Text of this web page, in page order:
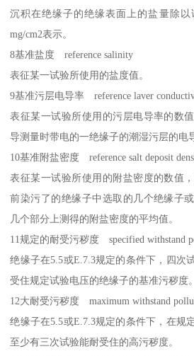
沉积在绝缘子的绝缘表面上的盐量除
mg/cm2表示。
8基准盐度 reference salinity
表征某一试验所使用的盐度值。
9基准污层电导率 reference laver
表征某一试验所使用的污层电导率的数
导测量时带电的一绝缘子的潮湿污层的电
10基准附盐密度 reference salt deposit
表征某一试验所使用的附盐密度的数值
前染污了的绝缘子中选取的几个绝缘子
几个部分上测得的附盐密度的平均值。
11规定的耐受污秽度 specified withstand
绝缘子在5.5或E.7.3规定的条件下，四次
受住规定试验电压的绝缘子的基准污秽度。
12大耐受污秽度 maximum withstand
绝缘子在5.5或E.7.3规定的条件下，在规
至少有三次试验能耐受住的高污秽度。